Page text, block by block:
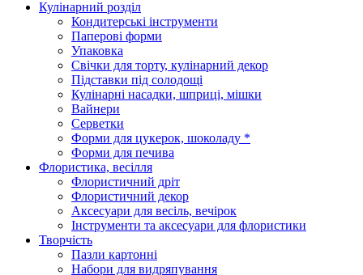
Кулінарний розділ
Кондитерські інструменти
Паперові форми
Упаковка
Свічки для торту, кулінарний декор
Підставки під солодощі
Кулінарні насадки, шприці, мішки
Вайнери
Серветки
Форми для цукерок, шоколаду *
Форми для печива
Флористика, весілля
Флористичний дріт
Флористичний декор
Аксесуари для весіль, вечірок
Інструменти та аксесуари для флористики
Творчість
Пазли картонні
Набори для видряпування